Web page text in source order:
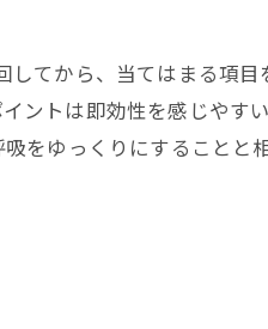
太衝や足裏ツボ刺激テクニ
ボ活用ガイド
のコツと安全なやり方
てから、当てはまる項
ントは即効性を感じやす
をゆっくりにすることと